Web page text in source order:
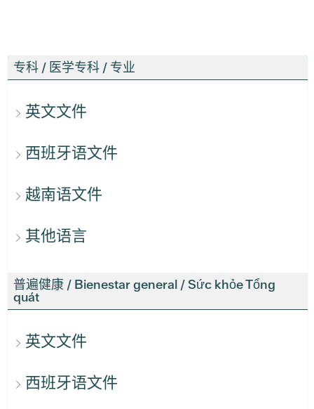
专科 / 医学专科 / 专业
英文文件
西班牙语文件
越南语文件
其他语言
普遍健康 / Bienestar general / Sức khỏe Tổng
quát
英文文件
西班牙语文件